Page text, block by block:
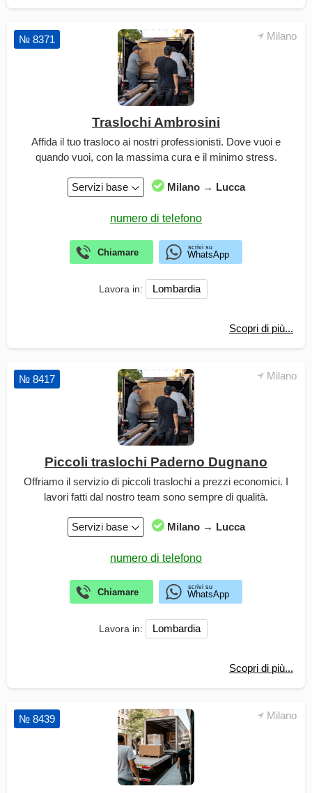
Milano
№ 8371
Traslochi Ambrosini
Affida il tuo trasloco ai nostri professionisti. Dove vuoi e
quando vuoi, con la massima cura e il minimo stress.
Servizi base Milano → Lucca
Lavora in: Lombardia
Scopri di più...
Milano
№ 8417
Piccoli traslochi Paderno Dugnano
Offriamo il servizio di piccoli traslochi a prezzi economici. I
lavori fatti dal nostro team sono sempre di qualità.
Servizi base Milano → Lucca
Lavora in: Lombardia
Scopri di più...
Milano
№ 8439